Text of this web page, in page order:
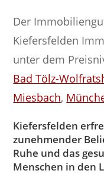
Der
Kiefersfelden
unter dem
Bad Tölz-
Miesbach,
Kiefersfelden
zunehmender
Ruhe und das
Menschen in den